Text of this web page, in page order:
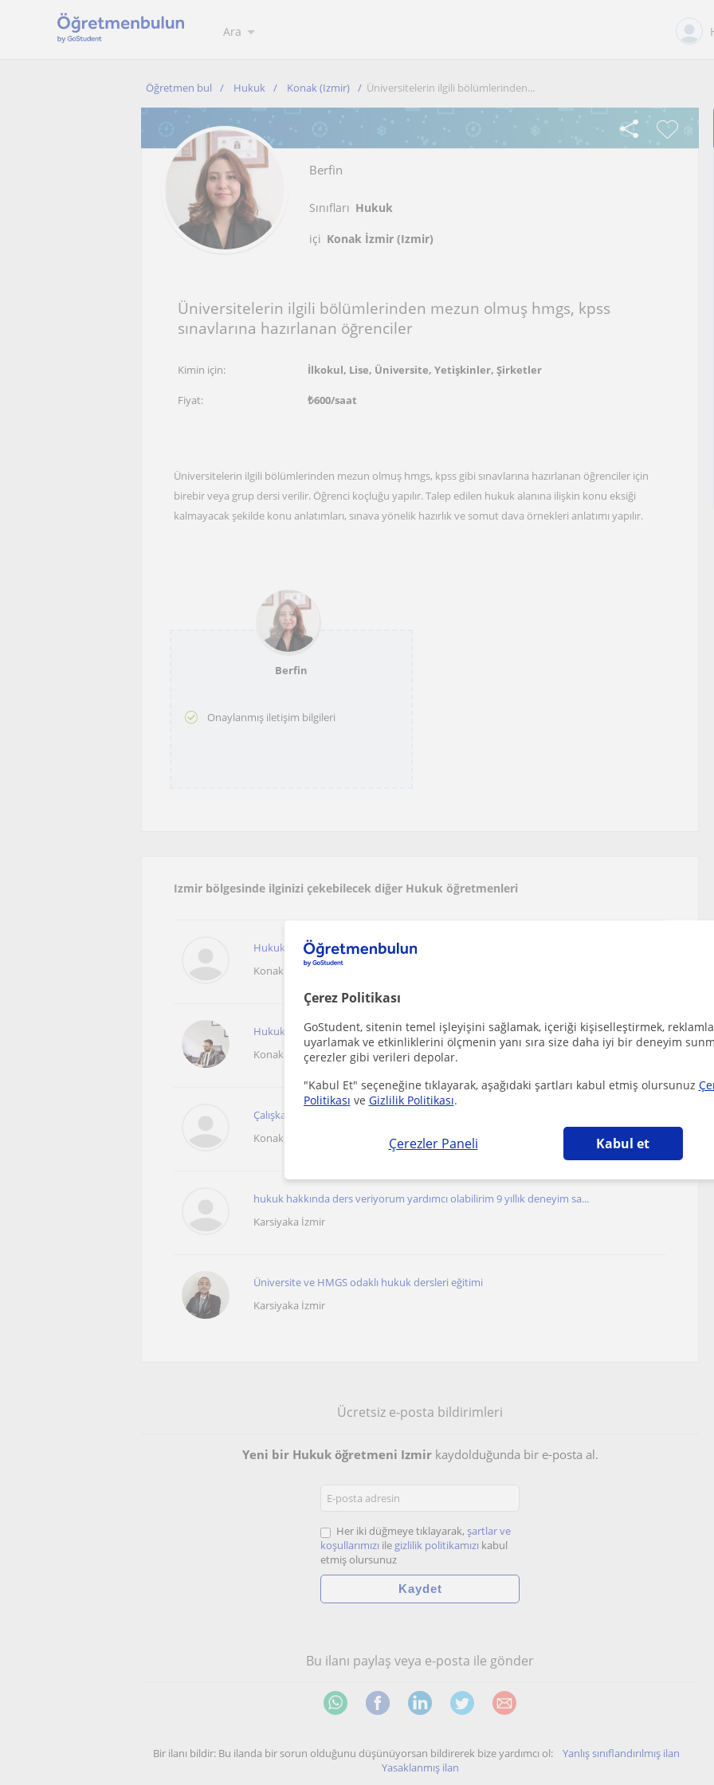
Çerez Politikası
GoStudent, sitenin temel işleyişini sağlamak, içeriği kişiselleştirmek,
uyarlamak ve etkinliklerini ölçmenin yanı sıra size daha iyi bir deneyim
çerezler gibi verileri depolar.
"Kabul Et" seçeneğine tıklayarak, aşağıdaki şartları kabul etmiş olursunuz
Politikası ve Gizlilik Politikası.
Çerezler Paneli Kabul et
Ara
Öğretmen bul Hukuk Konak (Izmir) Üniversitelerin ilgili bölümlerinden...
Berfin
Sınıfları Hukuk
içi Konak İzmir (Izmir)
Üniversitelerin ilgili bölümlerinden mezun olmuş hmgs, kpss
sınavlarına hazırlanan öğrenciler
Kimin için: İlkokul, Lise, Üniversite, Yetişkinler, Şirketler
Fiyat: ₺600/saat
Üniversitelerin ilgili bölümlerinden mezun olmuş hmgs, kpss gibi sınavlarına hazırlanan öğrenciler için
birebir veya grup dersi verilir. Öğrenci koçluğu yapılır. Talep edilen hukuk alanına ilişkin konu eksiği
kalmayacak şekilde konu anlatımları, sınava yönelik hazırlık ve somut dava örnekleri anlatımı yapılır.
Berfin
Onaylanmış iletişim bilgileri
Izmir bölgesinde ilginizi çekebilecek diğer Hukuk öğretmenleri
Hukuk Fakültesi Mezunu olarak, Hukuk, Türkçe ve Edebiyat alanında der...
Konak (İzmir)
Hukuk fakültesi öğrencileri için derslerine yardımcı olabilecek özel ...
Konak İzmir
Çalışkan biriyim. Sabırlı ve öğretmeyi seven bir yapım var. Alıştırma...
Konak İzmir
hukuk hakkında ders veriyorum yardımcı olabilirim 9 yıllık deneyim sa...
Karsiyaka İzmir
Üniversite ve HMGS odaklı hukuk dersleri eğitimi
Karsiyaka İzmir
Ücretsiz e-posta bildirimleri
Yeni bir Hukuk öğretmeni Izmirkaydolduğunda bir e-posta al.
Her iki düğmeye tıklayarak, şartlar ve
koşullarımızı ile gizlilik politikamızı kabul
etmiş olursunuz
Bu ilanı paylaş veya e-posta ile gönder
Bir ilanı bildir: Bu ilanda bir sorun olduğunu düşünüyorsan bildirerek bize yardımcı ol: Yanlış sınıflandırılmış ilan
Yasaklanmış ilan